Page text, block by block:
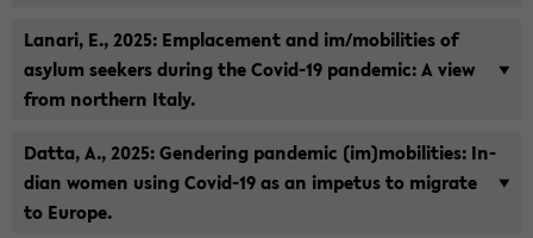
La­na­ri, E., 2025: Em­pla­ce­ment and im/mo­bi­li­ties of
asyl­um see­kers du­ring the Covid-​19 pan­de­mic: A view
from nor­t­hern Italy.
Datta, A., 2025: Gen­de­ring pan­de­mic (im)mo­bi­li­ties: In­
di­an women using Covid-​19 as an im­pe­tus to mi­gra­te
to Eu­ro­pe.